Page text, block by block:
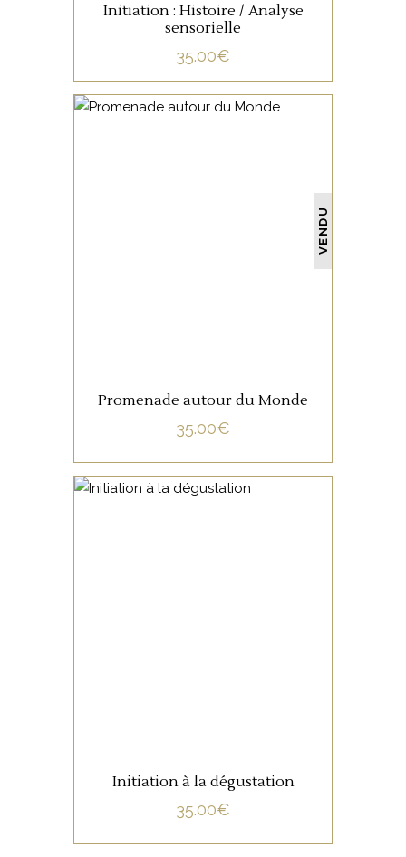
Initiation : Histoire / Analyse
sensorielle
35.00€
VENDU
Promenade autour du Monde
35.00€
Initiation à la dégustation
35.00€